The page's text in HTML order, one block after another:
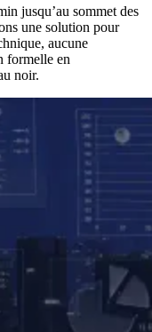
jusqu’au sommet des
une solution pour
aucune
formelle en
noir.